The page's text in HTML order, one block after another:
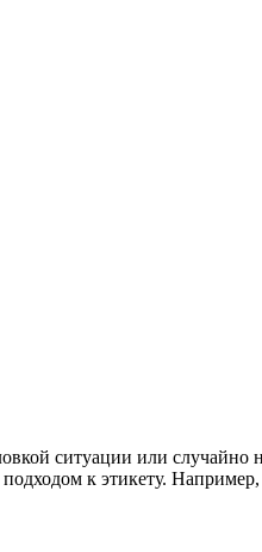
ситуации или
к этикету.